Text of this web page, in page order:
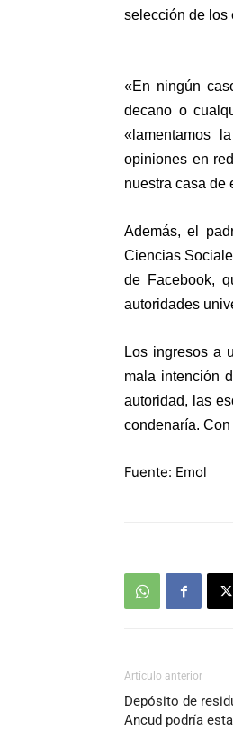
selección de los
«En ningún
decano o
«lamentamos
opiniones en
nuestra casa de
Además, el
Ciencias
de Facebook,
autoridades
Los ingresos a
mala intención
autoridad, las
condenaría.
Fuente: Emol
Artículo anterior
Depósito de
Ancud podría